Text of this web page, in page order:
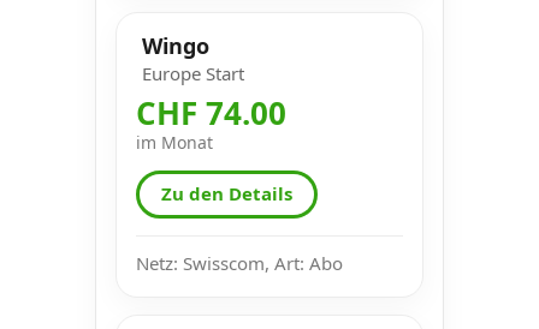
Wingo
Europe Start
CHF 74.00
im Monat
Zu den Details
Netz: Swisscom, Art: Abo